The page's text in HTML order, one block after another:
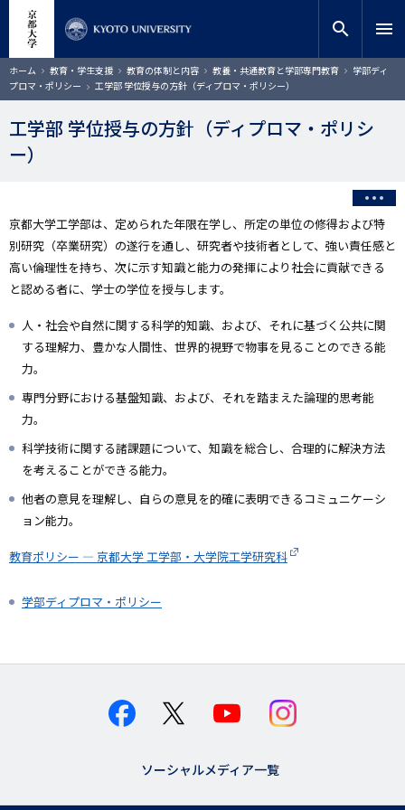
コ
ン
テ
ツ
に
サイト内検索
検索
search menu
ホーム 教育・学生支援 教育の体制と内容 教養・共通教育と学部専門教育
学部ディ
プロマ・ポリシー
工学部 学位授与の方針（ディプロマ・ポリシー）
工学部 学位授与の方針（ディプロマ・ポリシ
ー）
京都大学工学部は、定められた年限在学し、所定の単位の修得および特
別研究（卒業研究）の遂行を通し、研究者や技術者として、強い責任感と
高い倫理性を持ち、次に示す知識と能力の発揮により社会に貢献できる
と認める者に、学士の学位を授与します。
人・社会や自然に関する科学的知識、および、それに基づく公共に関
する理解力、豊かな人間性、世界的視野で物事を見ることのできる能
力。
専門分野における基盤知識、および、それを踏まえた論理的思考能
力。
科学技術に関する諸課題について、知識を総合し、合理的に解決方法
を考えることができる能力。
他者の意見を理解し、自らの意見を的確に表明できるコミュニケーシ
ョン能力。
教育ポリシー — 京都大学 工学部・大学院工学研究科
学部ディプロマ・ポリシー
ソーシャルメディア一覧